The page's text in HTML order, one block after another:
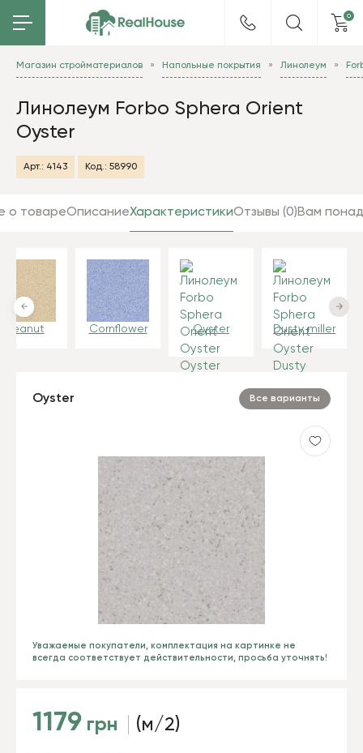
0
Магазин стройматериалов Напольные покрытия Линолеум
Линолеум Forbo Sphera Orient
Oyster
Арт.: 4143 Код.: 58990
о товареОписаниеХарактеристикиОтзывы (0)Вам
Уважаемые покупатели, комплектация на картинке не
всегда соответствует действительности, просьба уточнять!
Peanut Cornflower Oyster Dusty miller
Oyster Все варианты
1179 грн (м/2)